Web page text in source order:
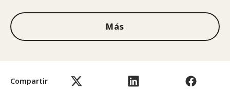
Compartir
Más